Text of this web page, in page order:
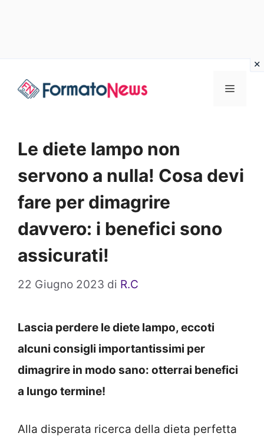
Menu
Le diete lampo non
servono a nulla! Cosa devi
fare per dimagrire
davvero: i benefici sono
assicurati!
22 Giugno 2023 di R.C
Lascia perdere le diete lampo, eccoti
alcuni consigli importantissimi per
dimagrire in modo sano: otterrai benefici
a lungo termine!
Alla disperata ricerca della dieta perfetta